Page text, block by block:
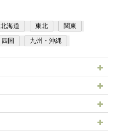
北海道 東北
関東
四国 九州・沖縄